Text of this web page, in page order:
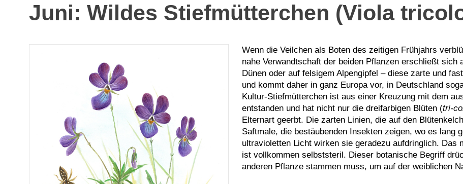
Juni: Wildes Stiefmütterchen (Viola
Wenn die Veilchen als Boten des zeitigen Frühjahrs
nahe Verwandtschaft der beiden Pflanzen erschließt
Dünen oder auf felsigem Alpengipfel – diese zarte und
und kommt daher in ganz Europa vor, in Deutschland
Kultur-Stiefmütterchen ist aus einer Kreuzung mit dem
entstanden und hat nicht nur die dreifarbigen Blüten (tri-
Elternart geerbt. Die zarten Linien, die auf den
Saftmale, die bestäubenden Insekten zeigen, wo es lang
ultravioletten Licht wirken sie geradezu aufdringlich. Das
ist vollkommen selbststeril. Dieser botanische Begriff
anderen Pflanze stammen muss, um auf der weiblichen